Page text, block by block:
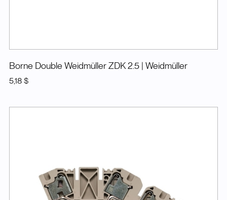
Borne Double Weidmüller ZDK 2.5 | Weidmüller
5,18 $